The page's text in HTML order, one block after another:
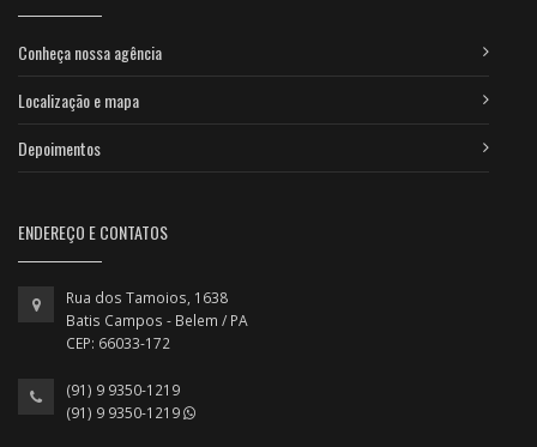
Conheça nossa agência
Localização e mapa
Depoimentos
ENDEREÇO E CONTATOS
Rua dos Tamoios, 1638
Batis Campos - Belem / PA
CEP: 66033-172
(91) 9 9350-1219
(91) 9 9350-1219